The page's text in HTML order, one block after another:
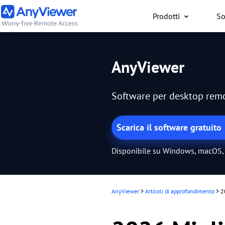
Prodotti
PC/Mac/smartphone,
AnyViewer
Software per desktop
Scarica il software gratuito
Disponibile su Windows,
AnyViewer > Articoli di approfondimento >